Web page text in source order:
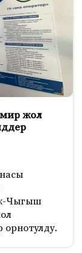
жол
Чыгыш